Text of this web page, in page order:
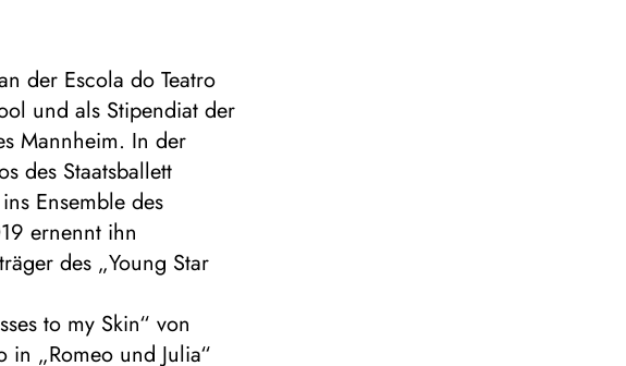
der Escola do Teatro
und als Stipendiat der
Mannheim. In der
des Staatsballett
Ensemble des
ernennt ihn
des „Young Star
to my Skin“ von
„Romeo und Julia“